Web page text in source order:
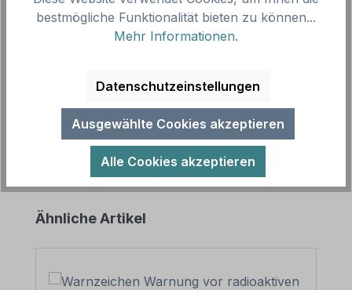
Gefahrstelle oder Gefahrensit…Mehr
Produktgalerie überspringen
Ähnliche Artikel
bestmögliche Funktionalität bieten zu können...
Mehr Informationen.
Datenschutzeinstellungen
Ausgewählte Cookies akzeptieren
Alle Cookies akzeptieren